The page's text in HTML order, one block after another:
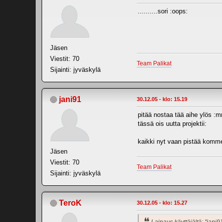
Jäsen
Viestit: 70
Sijainti: jyväskylä
..........sori :oops:
Team Palikat
jani91
Jäsen
Viestit: 70
Sijainti: jyväskylä
30.12.05 - klo: 15.19
pitää nostaa tää aihe ylös
tässä ois uutta projektii:
kaikki nyt vaan pistää
Team Palikat
TeroK 30.12.05 - klo: 15.27